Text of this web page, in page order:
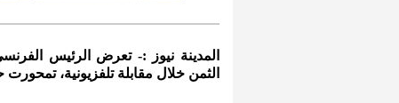
المدينة نيوز :- تعرض الرئيس
الثمن خلال مقابلة تلفزيونية،